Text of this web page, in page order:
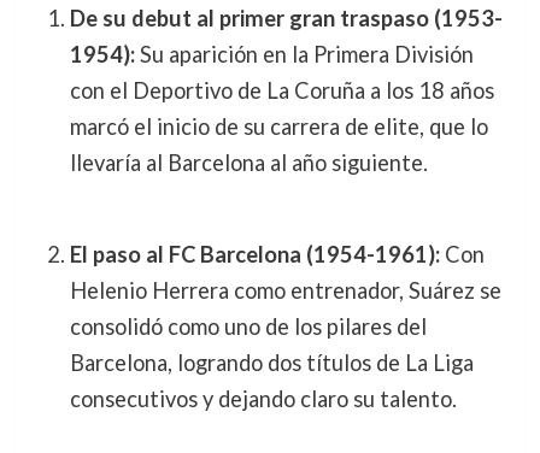
De su debut al primer gran traspaso (1953-
1954):Su aparición en la Primera División
con el Deportivo de La Coruña a los 18 años
marcó el inicio de su carrera de elite, que lo
llevaría al Barcelona al año siguiente.
El paso al FC Barcelona (1954-1961):Con
Helenio Herrera como entrenador, Suárez se
consolidó como uno de los pilares del
Barcelona, logrando dos títulos de La Liga
consecutivos y dejando claro su talento.